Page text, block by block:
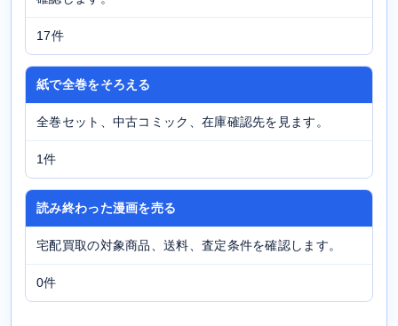
17件
紙で全巻をそろえる
全巻セット、中古コミック、在庫確認先を見ます。
1件
読み終わった漫画を売る
宅配買取の対象商品、送料、査定条件を確認します。
0件